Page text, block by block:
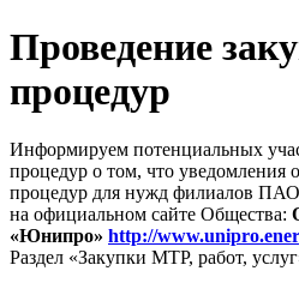
Проведение
процедур
Информируем потенциальных
процедур о том, что уведомления
процедур для нужд филиалов
на официальном сайте Общества:
«Юнипро» http://
Раздел «Закупки МТР, работ,